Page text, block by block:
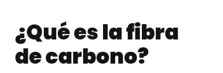
¿Qué es la fibra
de carbono?